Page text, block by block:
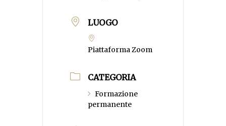
LUOGO
Piattaforma Zoom
CATEGORIA
Formazione
permanente